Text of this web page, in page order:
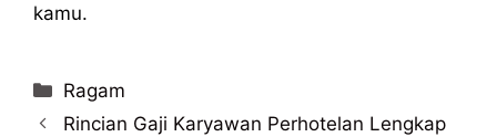
kamu.
Categories
Ragam
Rincian Gaji Karyawan Perhotelan Lengkap